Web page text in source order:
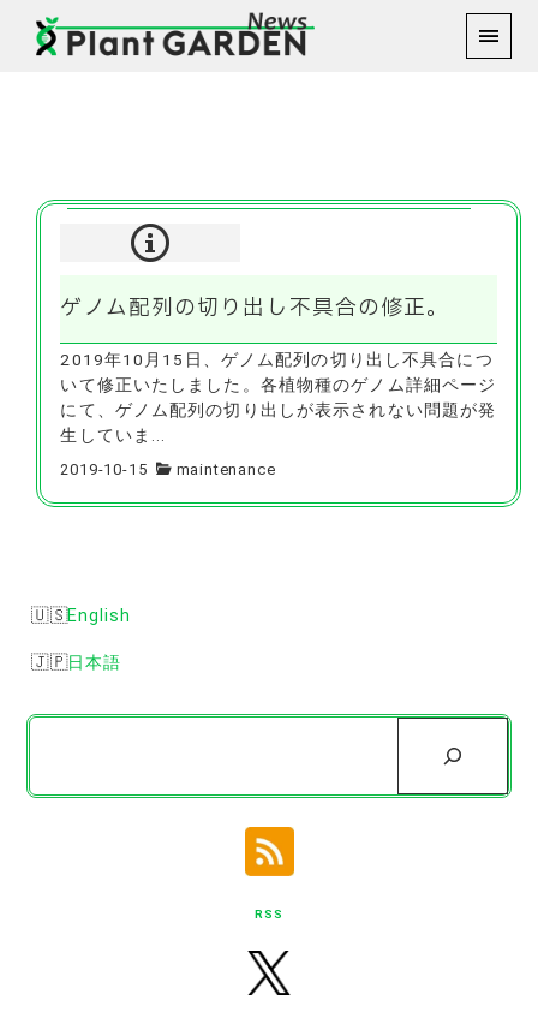
ゲノム配列の切り出し不具合の修正。
2019年10月15日、ゲノム配列の切り出し不具合につ
いて修正いたしました。各植物種のゲノム詳細ページ
にて、ゲノム配列の切り出しが表示されない問題が発
生していま...
2019-10-15 maintenance
English
日本語
検
RSS